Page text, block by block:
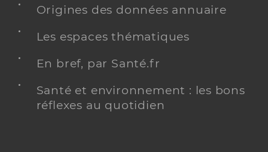
Origines des données annuaire
Les espaces thématiques
En bref, par Santé.fr
Santé et environnement : les bons
réflexes au quotidien